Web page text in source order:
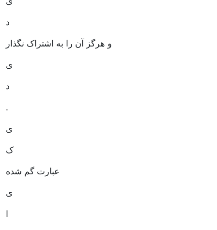
د
و هرگز آن را به اشتراک نگذار
ی
د
.
ی
ک
عبارت گم شده
ی
ا